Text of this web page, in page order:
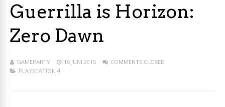
Guerrilla is Horizon:
Zero Dawn
GAMEPARTY 16 JUNI 2015
COMMENTS CLOSED
PLAYSTATION 4